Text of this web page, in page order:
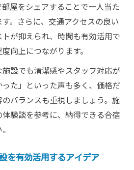
屋をシェアすることで一人当た
。さらに、交通アクセスの良い
が抑えられ、時間も有効活用で
向上につながります。
設でも清潔感やスタッフ対応が
た」といった声も多く、価格だ
バランスも重視しましょう。施
験談を参考に、納得できる合宿
を有効活用するアイデア